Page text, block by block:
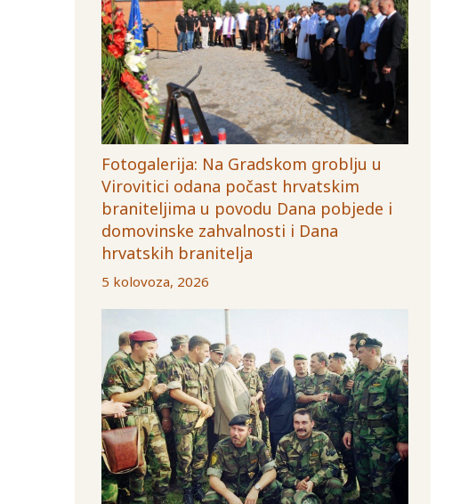
Fotogalerija: Na Gradskom groblju u
Virovitici odana počast hrvatskim
braniteljima u povodu Dana pobjede i
domovinske zahvalnosti i Dana
hrvatskih branitelja
5 kolovoza, 2026